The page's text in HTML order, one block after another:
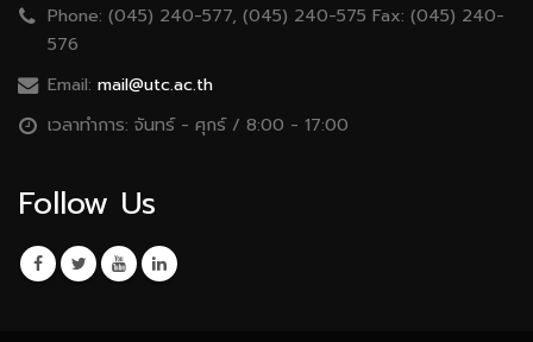
Phone: (045) 240-577, (045) 240-575 Fax: (045) 240-
576
Email: mail@utc.ac.th
เวลาทำการ: จันทร์ - ศุกร์ / 8:00 - 17:00
Follow Us